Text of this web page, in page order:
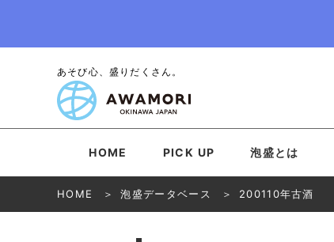
あそび心、盛りだくさん。
HOME PICK UP 泡盛とは
HOME 泡盛データベース 200110年古酒